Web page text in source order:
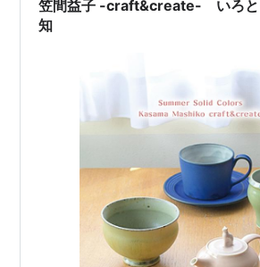
笠間益子 -craft&create- いろ
知